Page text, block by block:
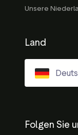
Unsere
Land
Folgen Sie